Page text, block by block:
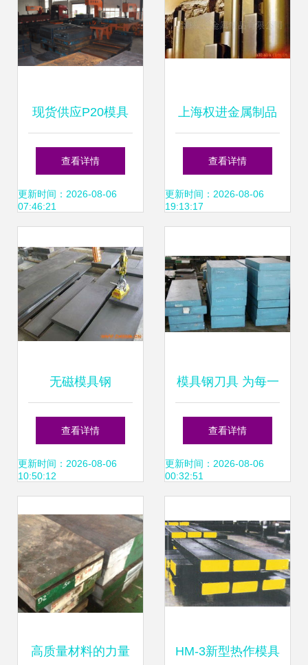
现货供应P20模具
钢 高品质整板、零
切与精密加工一体
查看详情
更新时间：2026-08-06
07:46:21
上海权进金属制品
模具钢产品列表
查看详情
更新时间：2026-08-06
19:13:17
无磁模具钢
40Mn18Cr4V的锻
造工艺探究
查看详情
更新时间：2026-08-06
10:50:12
模具钢刀具 为每一
次切割注入工业锋
芒
查看详情
更新时间：2026-08-06
00:32:51
高质量材料的力量 HM-3新型热作模具